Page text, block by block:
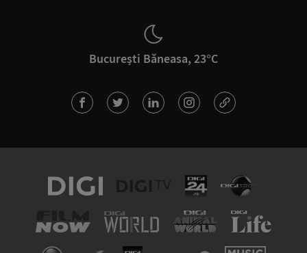
București Băneasa, 23°C